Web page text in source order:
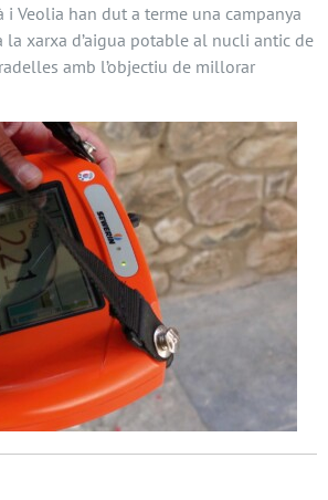
i Veolia han dut a terme una campanya
la xarxa d’aigua potable al nucli antic de
amb l’objectiu de millorar